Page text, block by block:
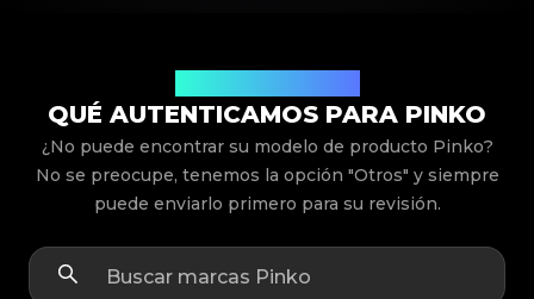
QUÉ AUTENTICAMOS PARA PINKO
¿No puede encontrar su modelo de producto Pinko?
No se preocupe, tenemos la opción "Otros" y siempre
puede enviarlo primero para su revisión.